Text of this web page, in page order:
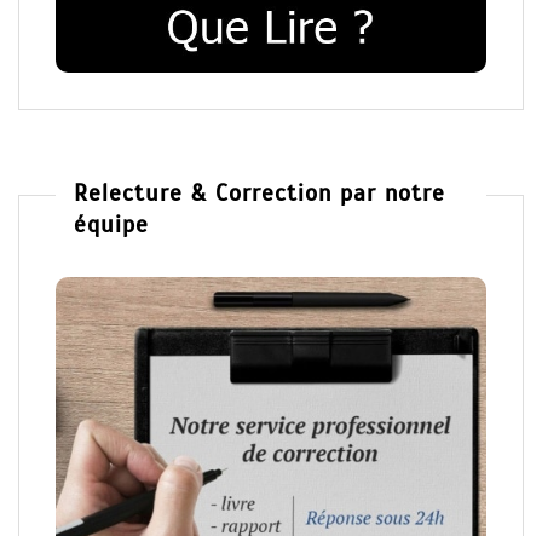
Relecture & Correction par notre
équipe